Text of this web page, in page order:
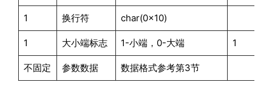
1 换行符 char(0x10)
1 大小端标志 1-小端，0-大端 1
不固定 参数数据 数据格式参考第3节